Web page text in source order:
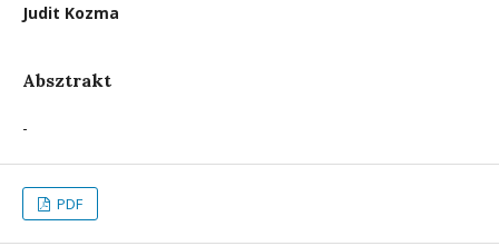
Judit Kozma
Absztrakt
-
PDF